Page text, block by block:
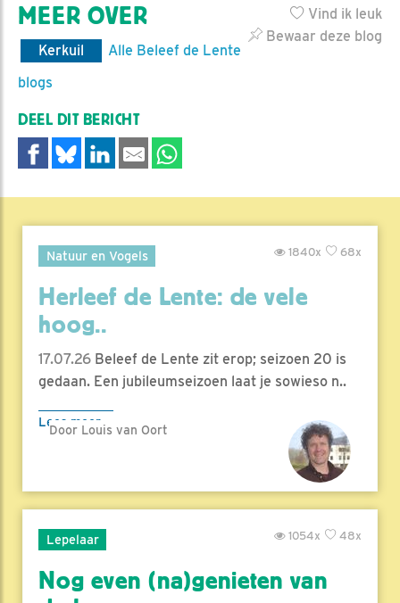
Vind ik leuk
Bewaar deze blog
MEER OVER
Kerkuil
Alle Beleef de Lente
blogs
DEEL DIT BERICHT
Natuur en Vogels 68x
1840x
Herleef de Lente: de vele
hoog..
17.07.26 Beleef de Lente zit erop; seizoen 20 is
gedaan. Een jubileumseizoen laat je sowieso n..
Lees meer
Door Louis van Oort
Lepelaar 48x
1054x
Nog even (na)genieten van